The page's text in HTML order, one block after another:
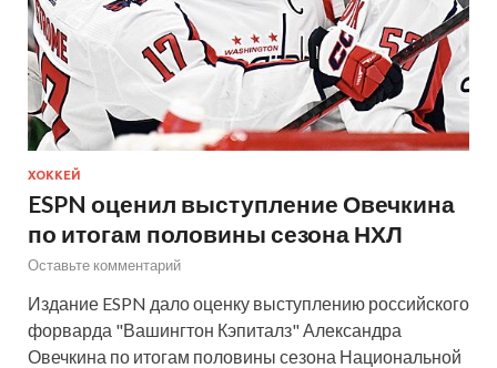
ХОККЕЙ
ESPN оценил выступление Овечкина
по итогам половины сезона НХЛ
Оставьте комментарий
Издание ESPN дало оценку выступлению российского
форварда "Вашингтон Кэпиталз" Александра
Овечкина по итогам половины сезона Национальной